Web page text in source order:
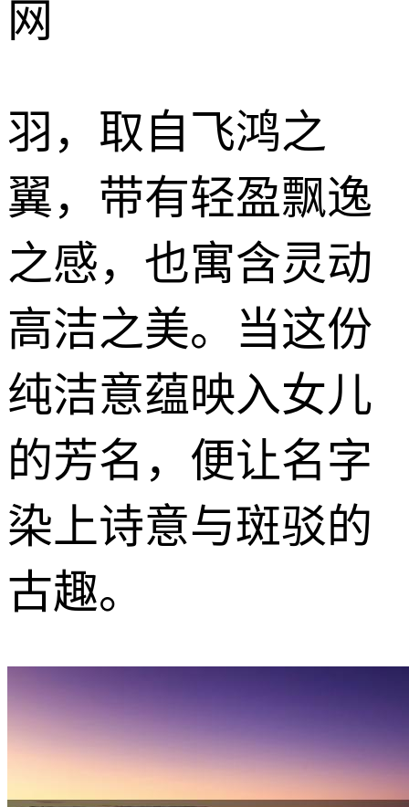
网
羽，取自飞鸿之
翼，带有轻盈飘逸
之感，也寓含灵动
高洁之美。当这份
纯洁意蕴映入女儿
的芳名，便让名字
染上诗意与斑驳的
古趣。